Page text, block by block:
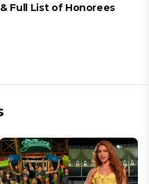
Full List of Honorees